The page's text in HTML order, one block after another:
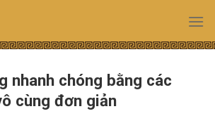
nhanh chóng bằng các
cùng đơn giản